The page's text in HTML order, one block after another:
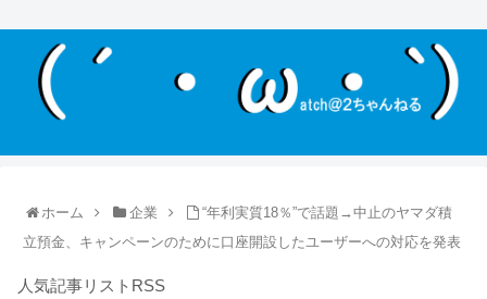
ホーム 企業
“年利実質18％”で話題→中止のヤマダ積
立預金、キャンペーンのために口座開設したユーザーへの対応を発表
人気記事リストRSS